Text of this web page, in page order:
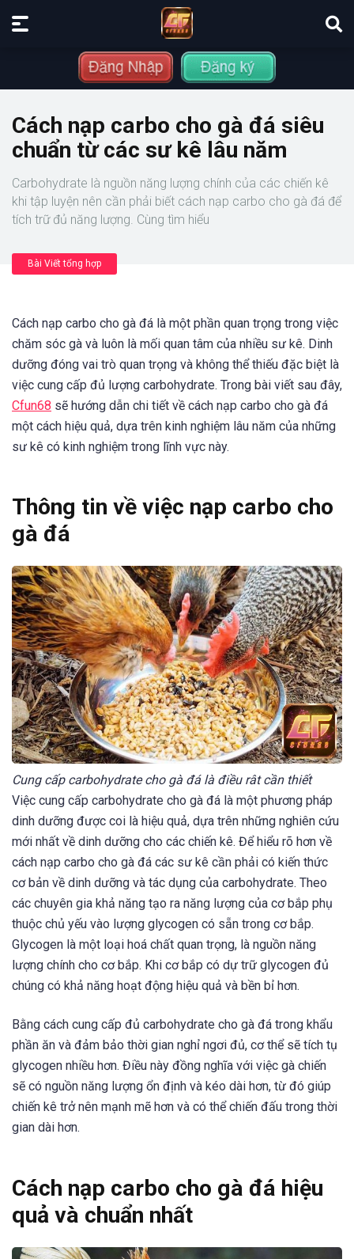
Cách nạp carbo cho gà đá siêu
chuẩn từ các sư kê lâu năm
Carbohydrate là nguồn năng lượng chính của các chiến kê
khi tập luyện nên cần phải biết cách nạp carbo cho gà đá để
tích trữ đủ năng lượng. Cùng tìm hiểu
Bài Viết tổng hợp
Cách nạp carbo cho gà đá là một phần quan trọng trong việc
chăm sóc gà và luôn là mối quan tâm của nhiều sư kê. Dinh
dưỡng đóng vai trò quan trọng và không thể thiếu đặc biệt là
việc cung cấp đủ lượng carbohydrate. Trong bài viết sau đây,
Cfun68 sẽ hướng dẫn chi tiết về cách nạp carbo cho gà đá
một cách hiệu quả, dựa trên kinh nghiệm lâu năm của những
sư kê có kinh nghiệm trong lĩnh vực này.
Thông tin về việc nạp carbo cho
gà đá
Cung cấp carbohydrate cho gà đá là điều rât cần thiết
Việc cung cấp carbohydrate cho gà đá là một phương pháp
dinh dưỡng được coi là hiệu quả, dựa trên những nghiên cứu
mới nhất về dinh dưỡng cho các chiến kê. Để hiểu rõ hơn về
cách nạp carbo cho gà đá các sư kê cần phải có kiến thức
cơ bản về dinh dưỡng và tác dụng của carbohydrate. Theo
các chuyên gia khả năng tạo ra năng lượng của cơ bắp phụ
thuộc chủ yếu vào lượng glycogen có sẵn trong cơ bắp.
Glycogen là một loại hoá chất quan trọng, là nguồn năng
lượng chính cho cơ bắp. Khi cơ bắp có dự trữ glycogen đủ
chúng có khả năng hoạt động hiệu quả và bền bỉ hơn.
Bằng cách cung cấp đủ carbohydrate cho gà đá trong khẩu
phần ăn và đảm bảo thời gian nghỉ ngơi đủ, cơ thể sẽ tích tụ
glycogen nhiều hơn. Điều này đồng nghĩa với việc gà chiến
sẽ có nguồn năng lượng ổn định và kéo dài hơn, từ đó giúp
chiến kê trở nên mạnh mẽ hơn và có thể chiến đấu trong thời
gian dài hơn.
Cách nạp carbo cho gà đá hiệu
quả và chuẩn nhất